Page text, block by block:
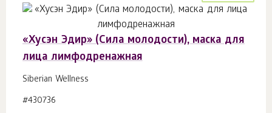
«Хусэн Эдир» (Сила молодости), маска для
лица лимфодренажная
Siberian Wellness
#430736